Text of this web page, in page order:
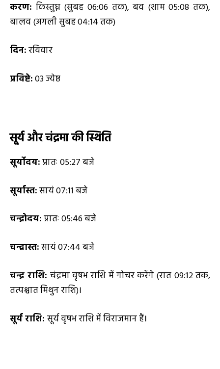
करण: किस्तुघ्न (सुबह 06:06 तक), बव (शाम 05:08 तक),
बालव (अगली सुबह 04:14 तक)
दिन:रविवार
प्रविष्टे:03 ज्येष्ठ
सूर्य और चंद्रमा की स्थिति
सूर्योदय:प्रातः 05:27 बजे
सूर्यास्त:सायं 07:11 बजे
चन्द्रोदय:प्रातः 05:46 बजे
चन्द्रास्त:सायं 07:44 बजे
चन्द्र राशि: चंद्रमा वृषभ राशि में गोचर करेंगे (रात 09:12 तक,
तत्पश्चात मिथुन राशि)।
सूर्य राशि: सूर्य वृषभ राशि में विराजमान हैं।